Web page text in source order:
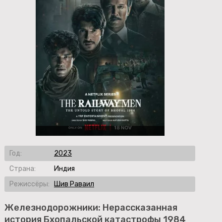
Железнодорожники: Нерассказанная
история Бхопальской катастрофы 1984
Год:
2023
Страна:
Индия
Режиссёры:
Шив Раваил